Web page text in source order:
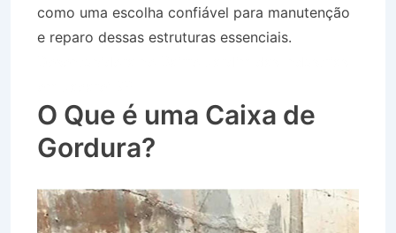
como uma escolha confiável para manutenção
e reparo dessas estruturas essenciais.
O Que é uma Caixa de
Gordura?